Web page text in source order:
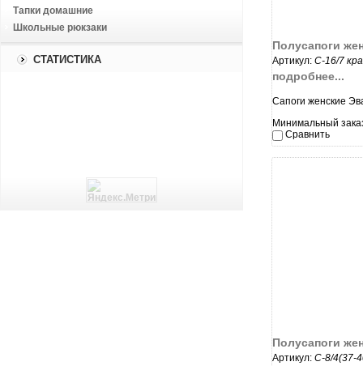
Тапки домашние
Школьные рюкзаки
СТАТИСТИКА
Полусапоги
Артикул: С-16/7
подробнее...
Сапоги женские
Минимальный
Сравнить
Полусапоги
Артикул: С-8/4(37-